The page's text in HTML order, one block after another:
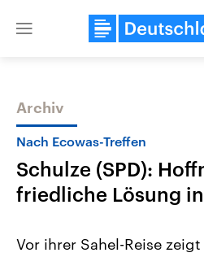
Close
Themen
Archiv
Nach Ecowas-Treffen
Schulze (SPD):
friedliche Lösung
Vor ihrer Sahel-Reise